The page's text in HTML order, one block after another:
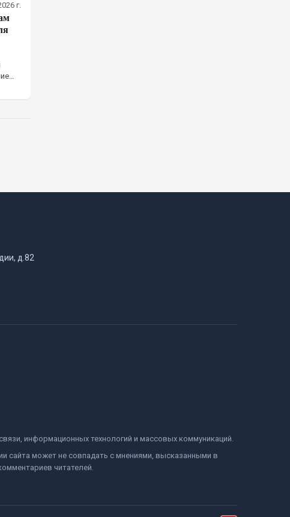
г.
д.82
информационных технологий и массовых коммуникаций.
сайта может не совпадать с мнениями, высказанными в
читателей.